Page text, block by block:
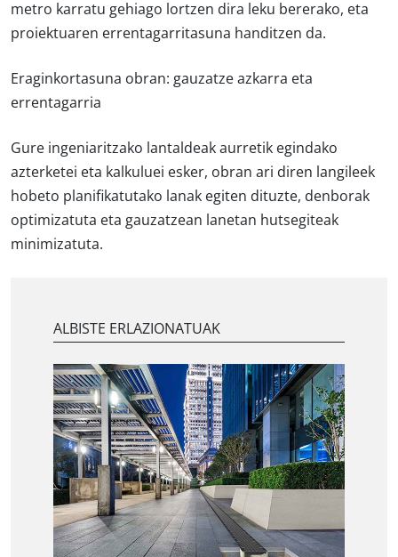
metro karratu gehiago lortzen dira leku bererako, eta
proiektuaren errentagarritasuna handitzen da.
Eraginkortasuna obran: gauzatze azkarra eta
errentagarria
Gure ingeniaritzako lantaldeak aurretik egindako
azterketei eta kalkuluei esker, obran ari diren langileek
hobeto planifikatutako lanak egiten dituzte, denborak
optimizatuta eta gauzatzean lanetan hutsegiteak
minimizatuta.
ALBISTE ERLAZIONATUAK